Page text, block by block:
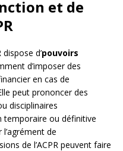
et de
dispose d’pouvoirs
d’imposer des
en cas de
peut prononcer des
disciplinaires
temporaire ou définitive
de
de l’ACPR peuvent faire